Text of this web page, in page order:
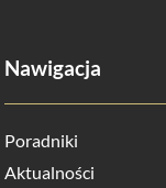
Nawigacja
Poradniki
Aktualności